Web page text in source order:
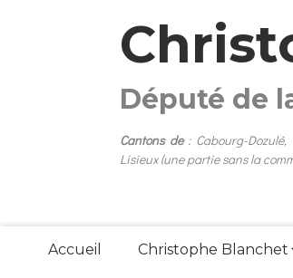
Député de
Cantons de : Cabourg-
Lisieux (une partie sans la
Accueil Christophe Blanchet